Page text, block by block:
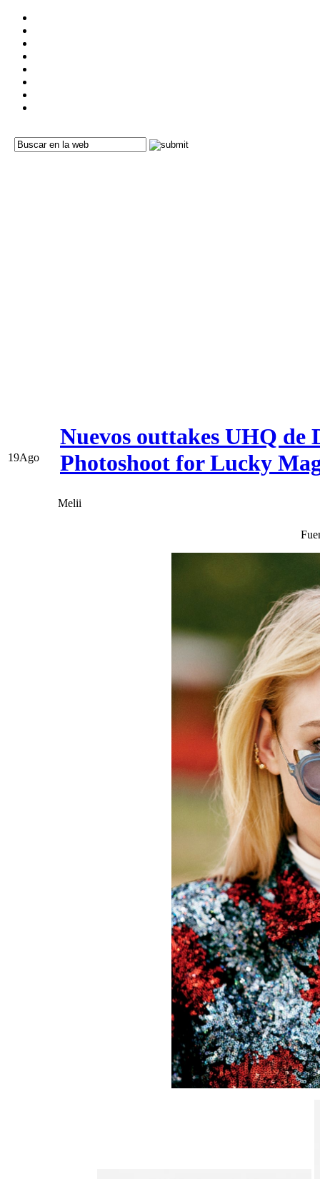
19Ago
Nuevos outtakes UHQ
Photoshoot for Lucky
Melii